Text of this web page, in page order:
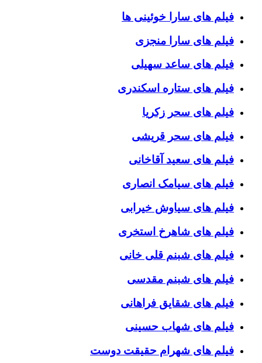
فیلم های سارا خوئینی ها
فیلم های سارا منجزی
فیلم های ساعد سهیلی
فیلم های ستاره اسکندری
فیلم های سحر زکریا
فیلم های سحر قریشی
فیلم های سعید آقاخانی
فیلم های سیامک انصاری
فیلم های سیاوش خیرابی
فیلم های شاهرخ استخری
فیلم های شبنم قلی خانی
فیلم های شبنم مقدسی
فیلم های شقایق فراهانی
فیلم های شهاب حسینی
فیلم های شهرام حقیقت دوست